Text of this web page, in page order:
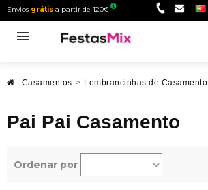
Envios grátis a partir de 120€
Casamentos > Lembrancinhas de Casamento
Pai Pai Casamento
Ordenar por